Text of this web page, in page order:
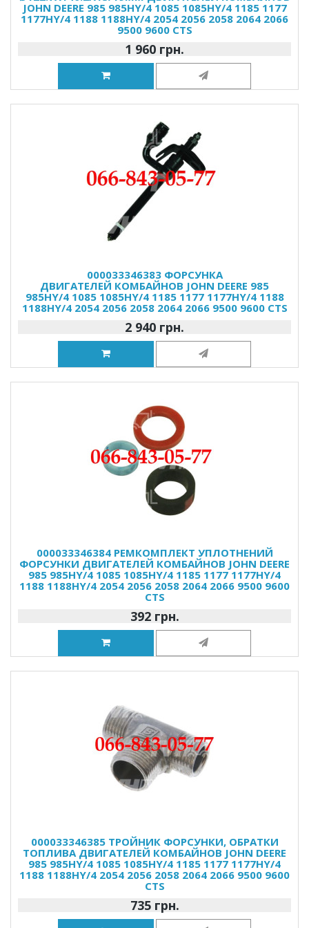
JOHN DEERE 985 985HY/4 1085 1085HY/4 1185 1177
1177HY/4 1188 1188HY/4 2054 2056 2058 2064 2066
9500 9600 CTS
1 960 грн.
000033346383 ФОРСУНКА
ДВИГАТЕЛЕЙ КОМБАЙНОВ JOHN DEERE 985
985HY/4 1085 1085HY/4 1185 1177 1177HY/4 1188
1188HY/4 2054 2056 2058 2064 2066 9500 9600 CTS
2 940 грн.
000033346384 РЕМКОМПЛЕКТ УПЛОТНЕНИЙ
ФОРСУНКИ ДВИГАТЕЛЕЙ КОМБАЙНОВ JOHN DEERE
985 985HY/4 1085 1085HY/4 1185 1177 1177HY/4
1188 1188HY/4 2054 2056 2058 2064 2066 9500 9600
CTS
392 грн.
000033346385 ТРОЙНИК ФОРСУНКИ, ОБРАТКИ
ТОПЛИВА ДВИГАТЕЛЕЙ КОМБАЙНОВ JOHN DEERE
985 985HY/4 1085 1085HY/4 1185 1177 1177HY/4
1188 1188HY/4 2054 2056 2058 2064 2066 9500 9600
CTS
735 грн.